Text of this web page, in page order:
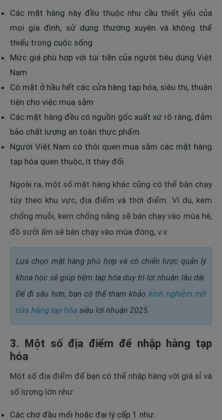
Các mặt hàng này đều thuộc nhu cầu thiết yếu của
mọi gia đình, sử dụng thường xuyên và không thể
thiếu trong cuộc sống
Mức giá phù hợp với túi tiền của người tiêu dùng Việt
Nam
Có mặt ở hầu hết các cửa hàng tạp hóa, siêu thị, thuận
tiện cho việc mua sắm
Các mặt hàng đều có nguồn gốc xuất xứ rõ ràng, đảm
bảo chất lượng an toàn thực phẩm
Người Việt Nam có thói quen mua sắm các mặt hàng
tạp hóa quen thuộc, ít thay đổi
Ngoài ra, một số mặt hàng khác cũng có thể bán chạy
tùy theo khu vực, địa điểm và thời điểm. Ví dụ, kem
chống muỗi, kem chống nắng sẽ bán chạy vào mùa hè,
đồ sưởi ấm sẽ bán chạy vào mùa đông, v.v.
Lựa chọn mặt hàng phù hợp và có chiến lược quản lý
khoa học sẽ giúp tiệm tạp hóa duy trì lợi nhuận lâu dài.
Để đi sâu hơn, bạn có thể tham khảo kinh nghiệm mở
cửa hàng tạp hóa siêu lợi nhuận 2025
3. Một số địa điểm để nhập hàng tạp
hóa
Một số địa điểm để bạn có thể nhập hàng với giá sỉ và
số lượng lớn như:
Các chợ đầu mối hoặc đại lý cấp 1 như: